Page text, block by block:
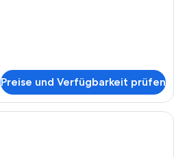
Preise und Verfügbarkeit prüfen